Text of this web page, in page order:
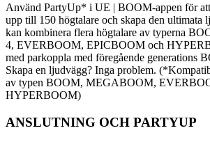
Använd PartyUp* i UE | BOOM-appen för
upp till 150 högtalare och skapa den ultimata
kan kombinera flera högtalare av typerna
4, EVERBOOM, EPICBOOM och
med parkoppla med föregående generations
Skapa en ljudvägg? Inga problem.
av typen BOOM, MEGABOOM,
HYPERBOOM)
ANSLUTNING OCH PARTYUP